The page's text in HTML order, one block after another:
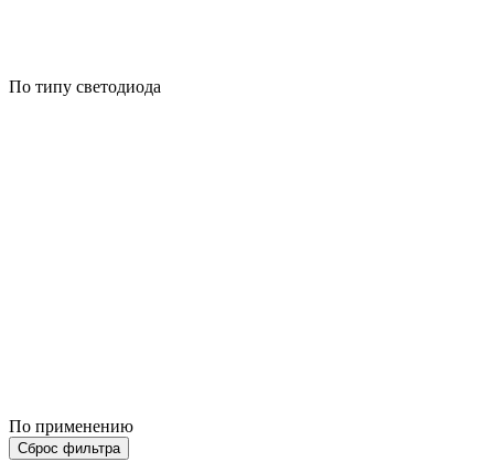
По типу светодиода
По применению
Сброс фильтра